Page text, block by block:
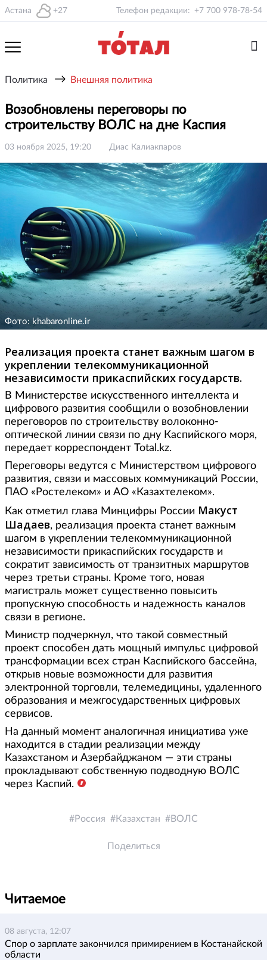
Астана +27 Телефон редакции: +7 700 978-78-54
Политика → Внешняя политика
Возобновлены переговоры по
строительству ВОЛС на дне Каспия
03 ноября 2025, 19:20 Диас Калиакпаров
Фото: khabaronline.ir
Реализация проекта станет важным шагом в
укреплении телекоммуникационной
независимости прикаспийских государств.
В Министерстве искусственного интеллекта и
цифрового развития сообщили о возобновлении
переговоров по строительству волоконно-
оптической линии связи по дну Каспийского моря,
передает корреспондент Total.kz.
Переговоры ведутся с Министерством цифрового
развития, связи и массовых коммуникаций России,
ПАО «Ростелеком» и АО «Казахтелеком».
Как отметил глава Минцифры России Макуст
Шадаев, реализация проекта станет важным
шагом в укреплении телекоммуникационной
независимости прикаспийских государств и
сократит зависимость от транзитных маршрутов
через третьи страны. Кроме того, новая
магистраль может существенно повысить
пропускную способность и надежность каналов
связи в регионе.
Министр подчеркнул, что такой совместный
проект способен дать мощный импульс цифровой
трансформации всех стран Каспийского бассейна,
открыв новые возможности для развития
электронной торговли, телемедицины, удаленного
образования и межгосударственных цифровых
сервисов.
На данный момент аналогичная инициатива уже
находится в стадии реализации между
Казахстаном и Азербайджаном — эти страны
прокладывают собственную подводную ВОЛС
через Каспий.
Россия Казахстан ВОЛС
Поделиться
Читаемое
08 августа, 12:07
Спор о зарплате закончился примирением в Костанайской
области